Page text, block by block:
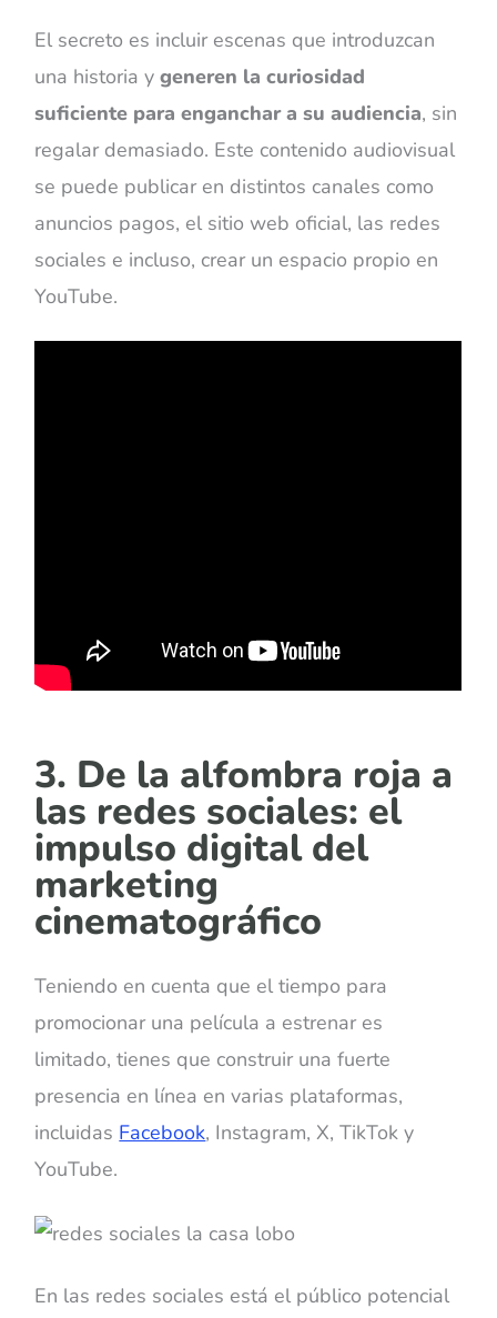
El secreto es incluir escenas que introduzcan
una historia ygeneren la curiosidad
suficiente para enganchar a su audiencia, sin
regalar demasiado. Este contenido audiovisual
se puede publicar en distintos canales como
anuncios pagos, el sitio web oficial, las redes
sociales e incluso, crear un espacio propio en
YouTube.
3. De la alfombra roja a
las redes sociales: el
impulso digital del
marketing
cinematográfico
Teniendo en cuenta que el tiempo para
promocionar una película a estrenar es
limitado, tienes que construir una fuerte
presencia en línea en varias plataformas,
incluidas Facebook, Instagram, X, TikTok y
YouTube.
En las redes sociales está el público potencial